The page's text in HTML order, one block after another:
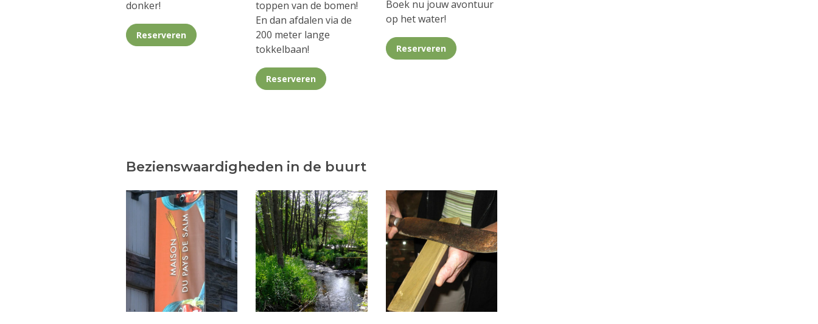
donker!
Reserveren
toppen van de bomen!
En dan afdalen via de
200 meter lange
tokkelbaan!
Reserveren
Boek nu jouw avontuur
op het water!
Reserveren
Bezienswaardigheden in de buurt